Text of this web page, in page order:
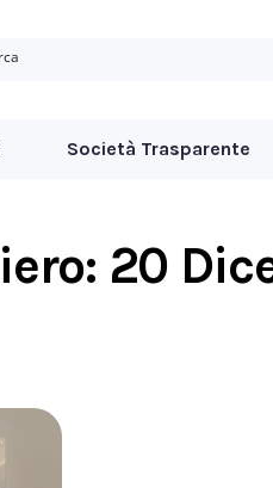
Società Trasparente
20